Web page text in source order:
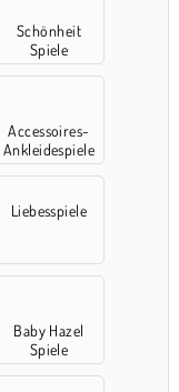
Schönheit
Spiele
Accessoires-
Ankleidespiele
Liebesspiele
Baby Hazel
Spiele